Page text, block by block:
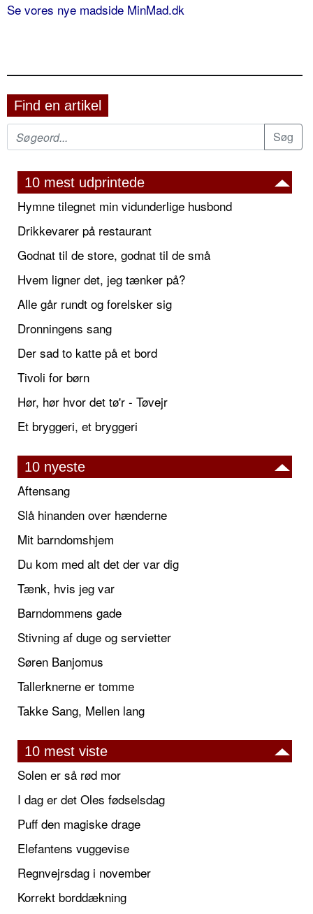
Se vores nye madside MinMad.dk
Find en artikel
10 mest udprintede
Hymne tilegnet min vidunderlige husbond
Drikkevarer på restaurant
Godnat til de store, godnat til de små
Hvem ligner det, jeg tænker på?
Alle går rundt og forelsker sig
Dronningens sang
Der sad to katte på et bord
Tivoli for børn
Hør, hør hvor det tø'r - Tøvejr
Et bryggeri, et bryggeri
10 nyeste
Aftensang
Slå hinanden over hænderne
Mit barndomshjem
Du kom med alt det der var dig
Tænk, hvis jeg var
Barndommens gade
Stivning af duge og servietter
Søren Banjomus
Tallerknerne er tomme
Takke Sang, Mellen lang
10 mest viste
Solen er så rød mor
I dag er det Oles fødselsdag
Puff den magiske drage
Elefantens vuggevise
Regnvejrsdag i november
Korrekt borddækning